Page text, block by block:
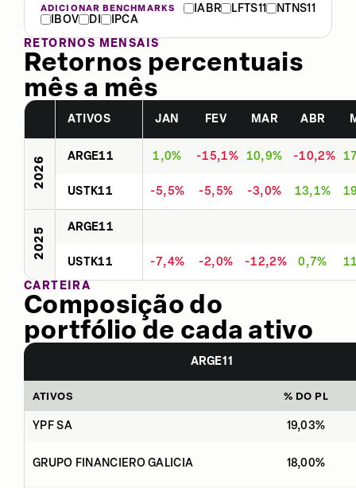
ADICIONAR BENCHMARKS IABR LFTS11
NTNS11
IBOV
DI
IPCA
RETORNOS MENSAIS
Retornos percentuais
mês a mês
ATIVOS JAN FEV MAR ABR
2026 ARGE11 1,0% -15,1% 10,9% -10,2%
USTK11 -5,5% -5,5% -3,0% 13,1%
2025 ARGE11
USTK11 -7,4% -2,0% -12,2% 0,7%
CARTEIRA
Composição do
portfólio de cada ativo
ARGE11
ATIVOS % DO PL
YPF SA 19,03%
GRUPO FINANCIERO GALICIA 18,00%